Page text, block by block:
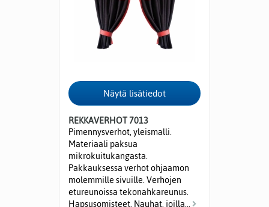
REKKAVERHOT 7013
Pimennysverhot, yleismalli.
Materiaali paksua
mikrokuitukangasta.
Pakkauksessa verhot ohjaamon
molemmille sivuille. Verhojen
etureunoissa tekonahkareunus.
Hapsusomisteet. Nauhat, joilla...